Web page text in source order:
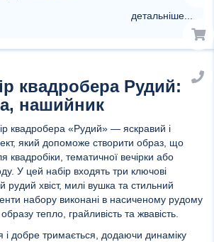
детальніше...
квадробера Рудий:
нашийник
квадробера «Рудий» — яскравий і
який допоможе створити образ, що
квадробіки, тематичної вечірки або
У цей набір входять три ключові
рудий хвіст, милі вушка та стильний
набору виконані в насиченому рудому
тепло, грайливість та жвавість.
і добре тримається, додаючи динаміку